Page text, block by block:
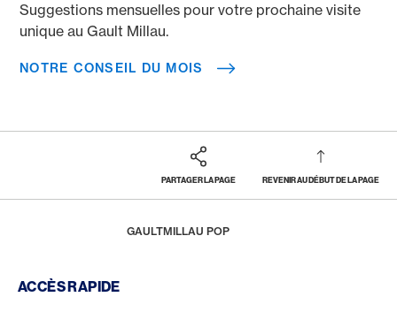
Suggestions mensuelles pour votre prochaine visite
unique au Gault Millau.
NOTRE CONSEIL DU MOIS
PARTAGER LA PAGE REVENIR AU DÉBUT DE LA PAGE
GAULTMILLAU POP
Footer Navigation
ACCÈS RAPIDE